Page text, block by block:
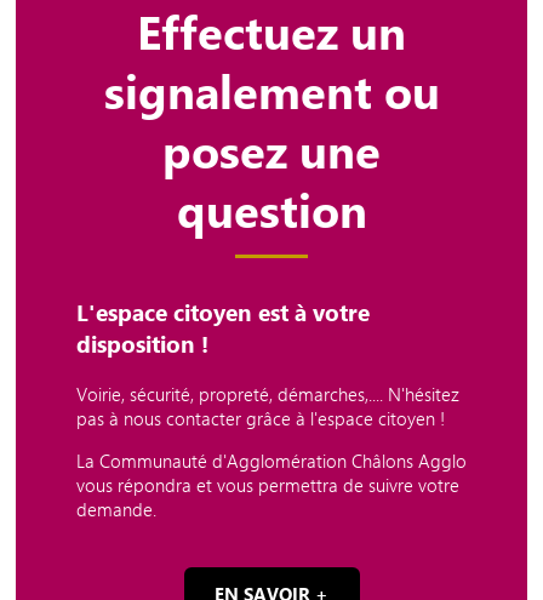
Effectuez un
signalement ou
posez une
question
L'espace citoyen est à votre
disposition !
Voirie, sécurité, propreté, démarches,.... N'hésitez
pas à nous contacter grâce à l'espace citoyen !
La Communauté d'Agglomération Châlons Agglo
vous répondra et vous permettra de suivre votre
demande.
EN SAVOIR +